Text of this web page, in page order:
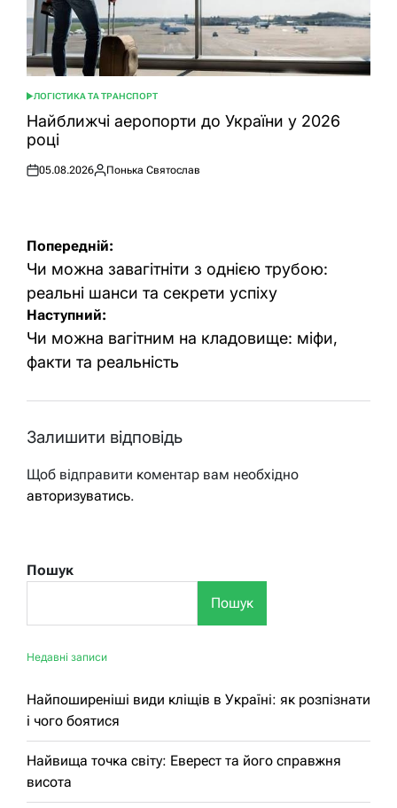
ОПУБЛІКУВАТИ
У
ЛОГІСТИКА ТА ТРАНСПОРТ
Найближчі аеропорти до України у 2026
році
Оприлюднено
05.08.2026
Опубліковано
Понька Святослав
Навігація
записів
Попередній:
Чи можна завагітніти з однією трубою:
реальні шанси та секрети успіху
Наступний:
Чи можна вагітним на кладовище: міфи,
факти та реальність
Залишити відповідь
Щоб відправити коментар вам необхідно
авторизуватись.
Пошук
Пошук
Недавні записи
Найпоширеніші види кліщів в Україні: як розпізнати
і чого боятися
Найвища точка світу: Еверест та його справжня
висота